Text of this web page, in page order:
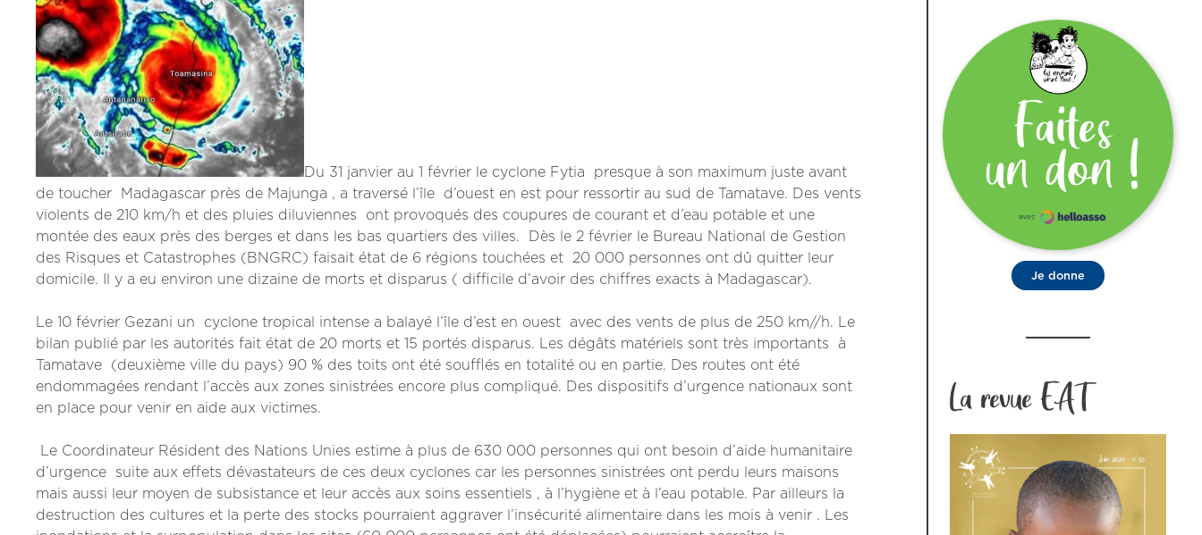
Du 31 janvier au 1 février le cyclone Fytia presque à son maximum juste avant
de toucher Madagascar près de Majunga , a traversé l’île d’ouest en est pour ressortir au sud de Tamatave. Des vents
violents de 210 km/h et des pluies diluviennes ont provoqués des coupures de courant et d’eau potable et une
montée des eaux près des berges et dans les bas quartiers des villes. Dès le 2 février le Bureau National de Gestion
des Risques et Catastrophes (BNGRC) faisait état de 6 régions touchées et 20 000 personnes ont dû quitter leur
domicile. Il y a eu environ une dizaine de morts et disparus ( difficile d’avoir des chiffres exacts à Madagascar).
Le 10 février Gezani un cyclone tropical intense a balayé l’île d’est en ouest avec des vents de plus de 250 km//h. Le
bilan publié par les autorités fait état de 20 morts et 15 portés disparus. Les dégâts matériels sont très importants à
Tamatave (deuxième ville du pays) 90 % des toits ont été soufflés en totalité ou en partie. Des routes ont été
endommagées rendant l’accès aux zones sinistrées encore plus compliqué. Des dispositifs d’urgence nationaux sont
en place pour venir en aide aux victimes.
Le Coordinateur Résident des Nations Unies estime à plus de 630 000 personnes qui ont besoin d’aide humanitaire
d’urgence suite aux effets dévastateurs de ces deux cyclones car les personnes sinistrées ont perdu leurs maisons
mais aussi leur moyen de subsistance et leur accès aux soins essentiels , à l’hygiène et à l’eau potable. Par ailleurs la
destruction des cultures et la perte des stocks pourraient aggraver l’insécurité alimentaire dans les mois à venir . Les
Je donne
La revue EAT